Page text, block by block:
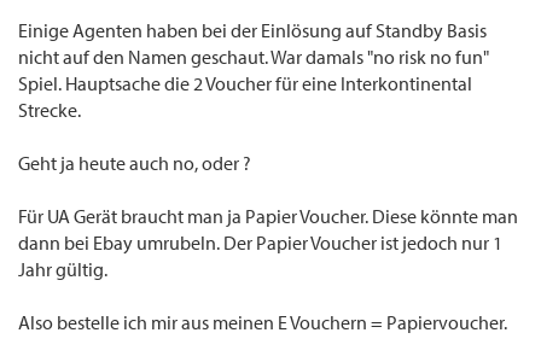
Einige Agenten haben bei der Einlösung auf Standby Basis
nicht auf den Namen geschaut. War damals "no risk no fun"
Spiel. Hauptsache die 2 Voucher für eine Interkontinental
Strecke.
Geht ja heute auch no, oder ?
Für UA Gerät braucht man ja Papier Voucher. Diese könnte man
dann bei Ebay umrubeln. Der Papier Voucher ist jedoch nur 1
Jahr gültig.
Also bestelle ich mir aus meinen E Vouchern = Papiervoucher.